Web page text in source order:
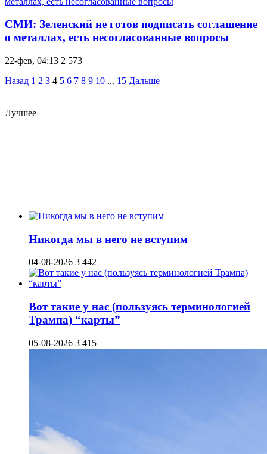
СМИ: Зеленский не готов подписать соглашение
о металлах, есть несогласованные вопросы
22-фев, 04:13 2 573
Назад 1 2 3 4 5 6 7 8 9 10 ... 15 Дальше
Лучшее
Никогда мы в него не вступим
04-08-2026 3 442
Вот такие у нас (пользуясь терминологией
Трампа) “карты”
05-08-2026 3 415